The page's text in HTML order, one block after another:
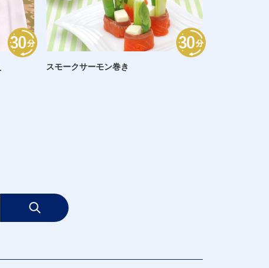
スモークサーモン巻き